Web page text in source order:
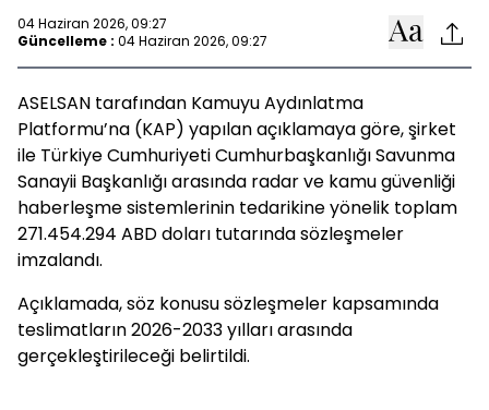
04 Haziran 2026, 09:27
Güncelleme : 04 Haziran 2026, 09:27
ASELSAN tarafından Kamuyu Aydınlatma
Platformu’na (KAP) yapılan açıklamaya göre, şirket
ile Türkiye Cumhuriyeti Cumhurbaşkanlığı Savunma
Sanayii Başkanlığı arasında radar ve kamu güvenliği
haberleşme sistemlerinin tedarikine yönelik toplam
271.454.294 ABD doları tutarında sözleşmeler
imzalandı.
Açıklamada, söz konusu sözleşmeler kapsamında
teslimatların 2026-2033 yılları arasında
gerçekleştirileceği belirtildi.